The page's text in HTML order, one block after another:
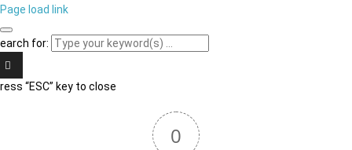
Page load link
for:
“ESC” key to close
0